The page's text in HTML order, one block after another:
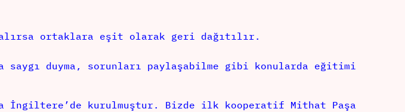
ortaklara eşit olarak geri dağıtılır.
duyma, sorunları paylaşabilme gibi konularda eğitimi
İngiltere’de kurulmuştur. Bizde ilk kooperatif Mithat Paşa